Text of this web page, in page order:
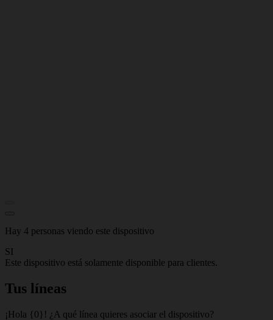
Hay 4 personas viendo este dispositivo
SI
Este dispositivo está solamente disponible para clientes.
Tus líneas
¡Hola {0}! ¿A qué línea quieres asociar el dispositivo?